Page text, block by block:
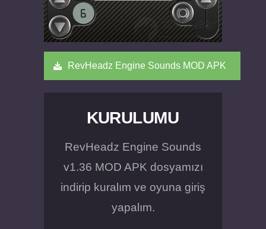
RevHeadz Engine Sounds MOD APK
KURULUMU
RevHeadz Engine Sounds
v1.36 MOD APK dosyamızı
indirip kuralım ve oyuna giriş
yapalım.